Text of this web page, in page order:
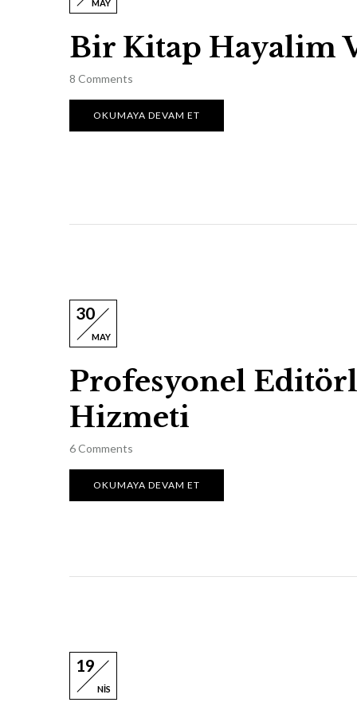
MAY
Bir Kitap Hayalim
8 Comments
OKUMAYA DEVAM ET
30
MAY
Profesyonel
Hizmeti
6Comments
OKUMAYA DEVAM ET
19
NIS